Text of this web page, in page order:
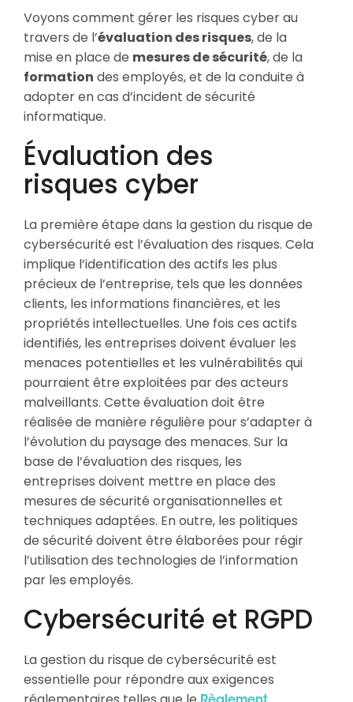
Voyons comment gérer les risques cyber au
travers de l’évaluation des risques, de la
mise en place de mesures de sécurité, de la
formation des employés, et de la conduite à
adopter en cas d’incident de sécurité
informatique.
Évaluation des
risques cyber
La première étape dans la gestion du risque de
cybersécurité est l’évaluation des risques. Cela
implique l’identification des actifs les plus
précieux de l’entreprise, tels que les données
clients, les informations financières, et les
propriétés intellectuelles. Une fois ces actifs
identifiés, les entreprises doivent évaluer les
menaces potentielles et les vulnérabilités qui
pourraient être exploitées par des acteurs
malveillants. Cette évaluation doit être
réalisée de manière régulière pour s’adapter à
l’évolution du paysage des menaces. Sur la
base de l’évaluation des risques, les
entreprises doivent mettre en place des
mesures de sécurité organisationnelles et
techniques adaptées. En outre, les politiques
de sécurité doivent être élaborées pour régir
l’utilisation des technologies de l’information
par les employés.
Cybersécurité et RGPD
La gestion du risque de cybersécurité est
essentielle pour répondre aux exigences